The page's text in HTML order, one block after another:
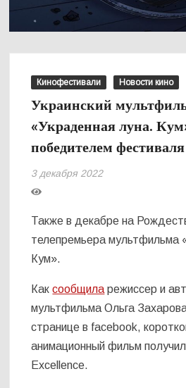
Кинофестивали Новости кино
Украинский
«Украденная луна.
победителем
3 декабря 2022
Также в декабре на
телепремьера мультфильма
Кум».
Каксообщила режиссер и
мультфильма Ольга
странице в facebook,
анимационный фильм
Excellence.